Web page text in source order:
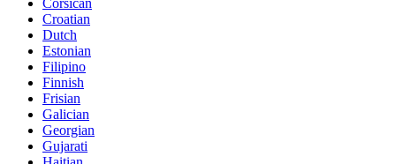
Corsican
Croatian
Dutch
Estonian
Filipino
Finnish
Frisian
Galician
Georgian
Gujarati